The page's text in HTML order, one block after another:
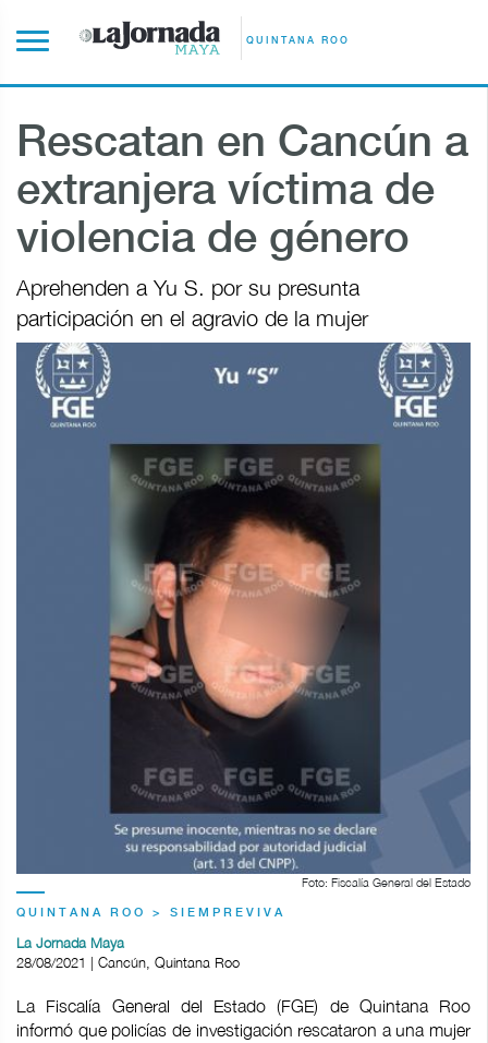
QUINTANA ROO
Rescatan en Cancún a
extranjera víctima de
violencia de género
Aprehenden a Yu S. por su presunta
participación en el agravio de la mujer
Foto: Fiscalía General del Estado
QUINTANA ROO > SIEMPREVIVA
La Jornada Maya
28/08/2021 | Cancún, Quintana Roo
La Fiscalía General del Estado (FGE) de Quintana Roo
informó que policías de investigación rescataron a una mujer